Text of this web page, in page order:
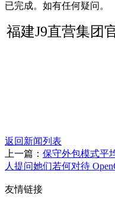
已完成。如有任何疑问。
福建J9直营集团
返回新闻列表
上一篇： 保守外包模式平
人提问她们若何对待
友情链接